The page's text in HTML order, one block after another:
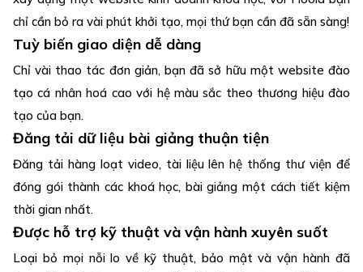
chỉ cần bỏ ra vài phút khởi tạo, mọi thứ bạn cần đã sẵn sàng!
Tuỳ biến giao diện dễ dàng
Chỉ vài thao tác đơn giản, bạn đã sở hữu một website đào
tạo cá nhân hoá cao với hệ màu sắc theo thương hiệu đào
tạo của bạn.
Đăng tải dữ liệu bài giảng thuận tiện
Đăng tải hàng loạt video, tài liệu lên hệ thống thư viện để
đóng gói thành các khoá học, bài giảng một cách tiết kiệm
thời gian nhất.
Được hỗ trợ kỹ thuật và vận hành xuyên suốt
Loại bỏ mọi nỗi lo về kỹ thuật, bảo mật và vận hành đã